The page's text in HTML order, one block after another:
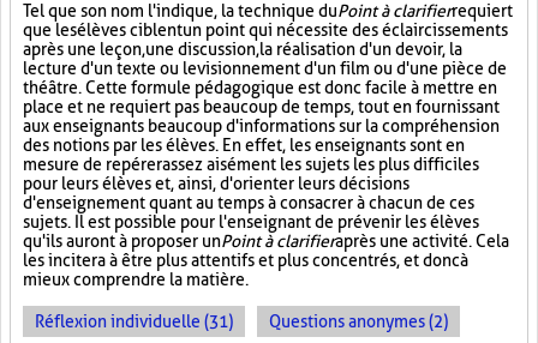
Tel que son nom l'indique, la technique duPoint à clarifierrequiert
que les élèves ciblent un point qui nécessite des éclaircissements
après une leçon, une discussion, la réalisation d'un devoir, la
lecture d'un texte ou le visionnement d'un film ou d'une pièce de
théâtre. Cette formule pédagogique est donc facile à mettre en
place et ne requiert pas beaucoup de temps, tout en fournissant
aux enseignants beaucoup d'informations sur la compréhension
des notions par les élèves. En effet, les enseignants sont en
mesure de repérer assez aisément les sujets les plus difficiles
pour leurs élèves et, ainsi, d'orienter leurs décisions
d'enseignement quant au temps à consacrer à chacun de ces
sujets. Il est possible pour l'enseignant de prévenir les élèves
qu'ils auront à proposer unPoint à clarifieraprès une activité. Cela
les incitera à être plus attentifs et plus concentrés, et donc à
mieux comprendre la matière.
Réflexion individuelle (31) Questions anonymes (2)